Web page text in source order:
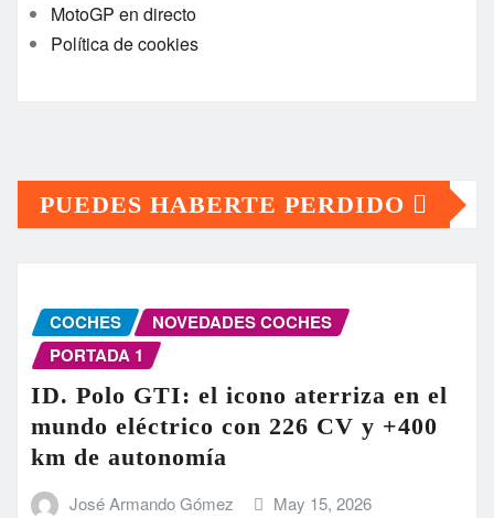
MotoGP en directo
Política de cookies
PUEDES HABERTE PERDIDO
COCHES
NOVEDADES COCHES
PORTADA 1
ID. Polo GTI: el icono aterriza en el
mundo eléctrico con 226 CV y +400
km de autonomía
José Armando Gómez May 15, 2026